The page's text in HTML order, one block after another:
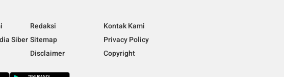
Redaksi
Kontak Kami
SiberSitemap
Privacy Policy
Disclaimer Copyright